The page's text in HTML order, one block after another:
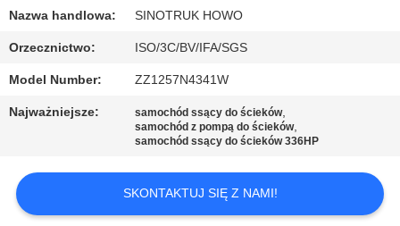
KONTROLA
SKONTAKTUJ
NAMI
Nazwa handlowa: SINOTRUK HOWO
Orzecznictwo: ISO/3C/BV/IFA/SGS
Model Number: ZZ1257N4341W
Najważniejsze: samochód ssący do ścieków,
samochód z pompą do ścieków,
samochód ssący do ścieków 336HP
SKONTAKTUJ SIĘ Z NAMI!